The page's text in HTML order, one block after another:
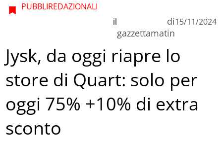
PUBBLIREDAZIONALI
di
gazzettamatin
il 15/11/2024
Jysk, da oggi riapre lo
store di Quart: solo per
oggi 75% +10% di extra
sconto